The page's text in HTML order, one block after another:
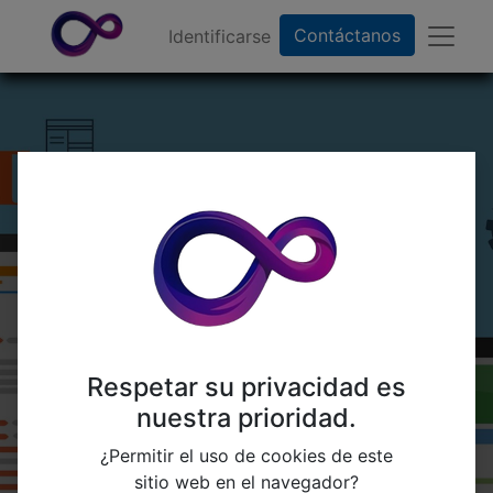
Identificarse Contáctanos
¡Bienvenidos
Adictek
Web
Estamos entusiasmados de compartir que el
Respetar su privacidad es
nuestra prioridad.
¿Permitir el uso de cookies de este
sitio web en el navegador?